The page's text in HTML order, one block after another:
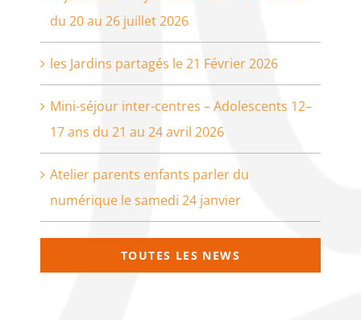
du 20 au 26 juillet 2026
les Jardins partagés le 21 Février 2026
Mini-séjour inter-centres – Adolescents 12–
17 ans du 21 au 24 avril 2026
Atelier parents enfants parler du
numérique le samedi 24 janvier
TOUTES LES NEWS